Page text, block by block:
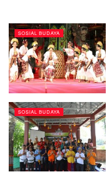
SOSIAL BUDAYA
SOSIAL BUDAYA